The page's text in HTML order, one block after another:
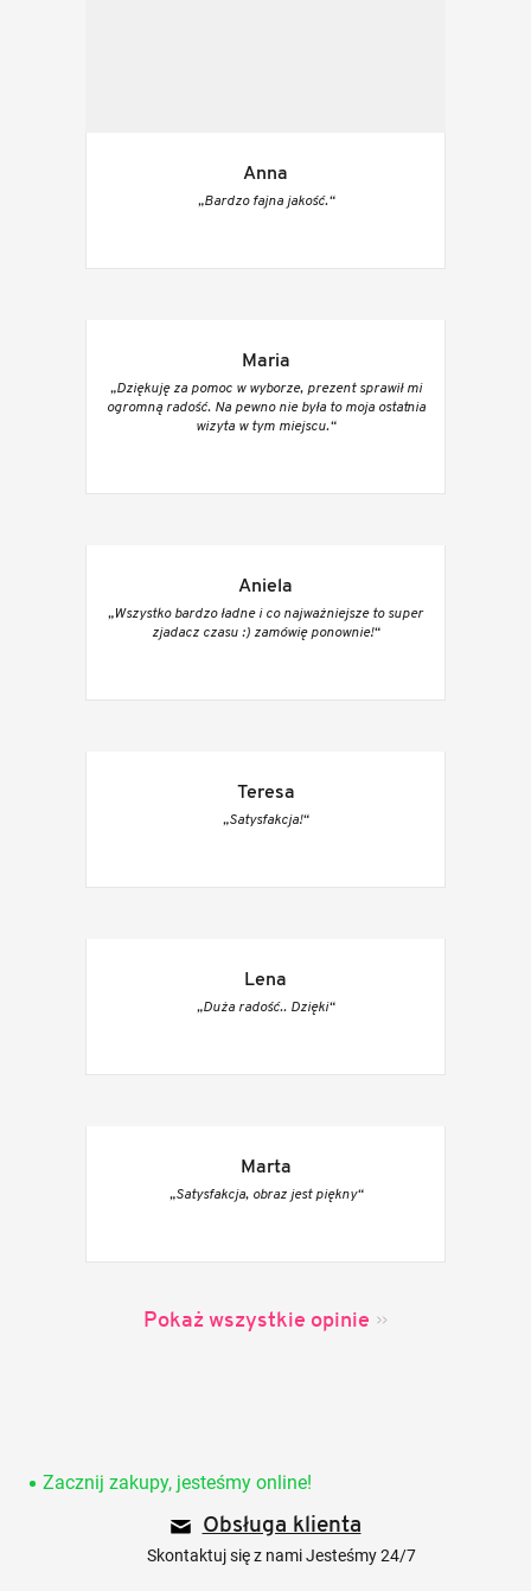
Anna
„Bardzo fajna jakość.“
Maria
„Dziękuję za pomoc w wyborze, prezent sprawił mi
ogromną radość. Na pewno nie była to moja ostatnia
wizyta w tym miejscu.“
Aniela
„Wszystko bardzo ładne i co najważniejsze to super
zjadacz czasu :) zamówię ponownie!“
Teresa
„Satysfakcja!“
Lena
„Duża radość.. Dzięki“
Marta
„Satysfakcja, obraz jest piękny“
Pokaż wszystkie opinie
Zacznij zakupy, jesteśmy online!
Obsługa klienta
Skontaktuj się z nami Jesteśmy 24/7